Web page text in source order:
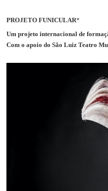
PROJETO FUNICULAR*
Um projeto internacional de
Com o apoio do São Luiz Teatro